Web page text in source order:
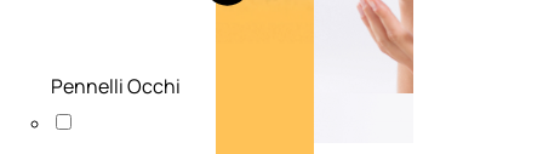
Pennelli Occhi